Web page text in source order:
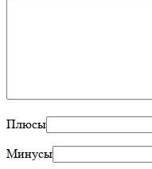
Плюсы
Минусы